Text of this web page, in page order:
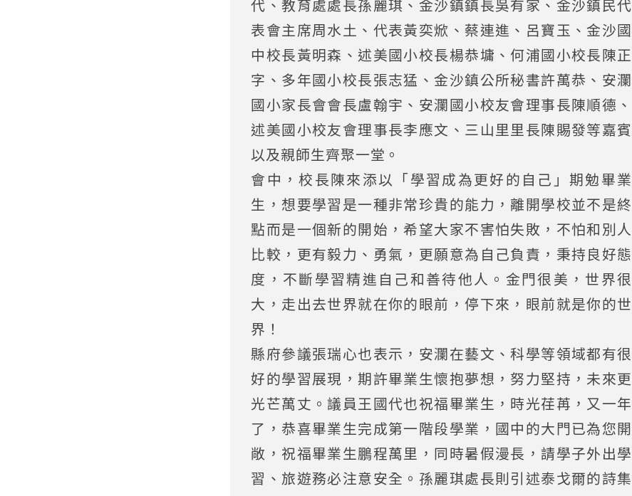
代、教育處處長孫麗琪、金沙鎮鎮長吳有家、金沙鎮民代
表會主席周水土、代表黃奕焮、蔡連進、呂寶玉、金沙國
中校長黃明森、述美國小校長楊恭墉、何浦國小校長陳正
字、多年國小校長張志猛、金沙鎮公所秘書許萬恭、安瀾
國小家長會會長盧翰宇、安瀾國小校友會理事長陳順德、
述美國小校友會理事長李應文、三山里里長陳賜發等嘉賓
以及親師生齊聚一堂。
會中，校長陳來添以「學習成為更好的自己」期勉畢業
生，想要學習是一種非常珍貴的能力，離開學校並不是終
點而是一個新的開始，希望大家不害怕失敗，不怕和別人
比較，更有毅力、勇氣，更願意為自己負責，秉持良好態
度，不斷學習精進自己和善待他人。金門很美，世界很
大，走出去世界就在你的眼前，停下來，眼前就是你的世
界！
縣府參議張瑞心也表示，安瀾在藝文、科學等領域都有很
好的學習展現，期許畢業生懷抱夢想，努力堅持，未來更
光芒萬丈。議員王國代也祝福畢業生，時光荏苒，又一年
了，恭喜畢業生完成第一階段學業，國中的大門已為您開
敞，祝福畢業生鵬程萬里，同時暑假漫長，請學子外出學
習、旅遊務必注意安全。孫麗琪處長則引述泰戈爾的詩集